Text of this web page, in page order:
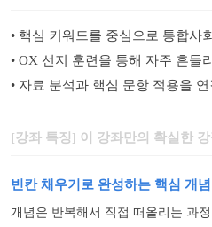
• 핵심 키워드를 중심으로 통합사
• OX 선지 훈련을 통해 자주 흔들
• 자료 분석과 핵심 문항 적용을
[강좌 특징] 이 강좌만의 확실한
빈칸 채우기로 완성하는 핵심 개
개념은 반복해서 직접 떠올리는 과